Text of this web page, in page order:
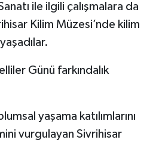
ile ilgili çalışmalara da
Kilim Müzesi’nde kilim
Günü farkındalık
yaşama katılımlarını
vurgulayan Sivrihisar